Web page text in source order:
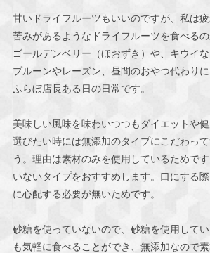
甘いドライフルーツもいいのですが、私は
苦みがあるようなドライフルーツを食べる
ゴールデンベリー（ほおずき）や、キウイ
プルーンやレーズン、昼間のおやつ代わりに
ふらぼ店長ある日の日常です。
美味しい風味を味わいつつもダイエットや
選びたい時には無添加のタイプにこだわっ
う。理由は素材のみを使用しているためで
いないタイプをおすすめします。口にする
に心配する必要が無いためです。
砂糖を使っていないので、砂糖を使用して
も気軽に食べることができ、無添加なので